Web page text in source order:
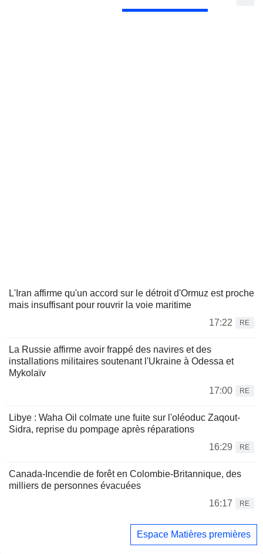
L'Iran affirme qu'un accord sur le détroit d'Ormuz est proche
mais insuffisant pour rouvrir la voie maritime
17:22
RE
La Russie affirme avoir frappé des navires et des
installations militaires soutenant l'Ukraine à Odessa et
Mykolaïv
17:00
RE
Libye : Waha Oil colmate une fuite sur l'oléoduc Zaqout-
Sidra, reprise du pompage après réparations
16:29
RE
Canada-Incendie de forêt en Colombie-Britannique, des
milliers de personnes évacuées
16:17
RE
Espace Matières premières